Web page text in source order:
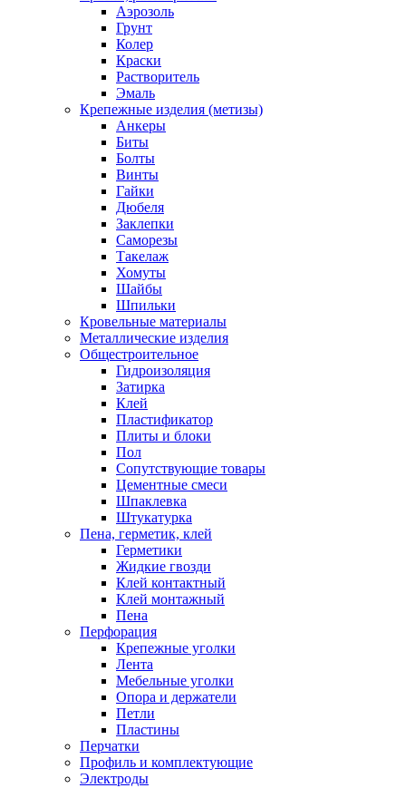
Аэрозоль
Грунт
Колер
Краски
Растворитель
Эмаль
Крепежные изделия (метизы)
Анкеры
Биты
Болты
Винты
Гайки
Дюбеля
Заклепки
Саморезы
Такелаж
Хомуты
Шайбы
Шпильки
Кровельные материалы
Металлические изделия
Общестроительное
Гидроизоляция
Затирка
Клей
Пластификатор
Плиты и блоки
Пол
Сопутствующие товары
Цементные смеси
Шпаклевка
Штукатурка
Пена, герметик, клей
Герметики
Жидкие гвозди
Клей контактный
Клей монтажный
Пена
Перфорация
Крепежные уголки
Лента
Мебельные уголки
Опора и держатели
Петли
Пластины
Перчатки
Профиль и комплектующие
Электроды